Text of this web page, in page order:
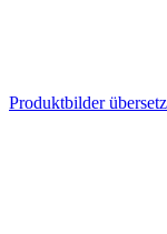
Produktbilder